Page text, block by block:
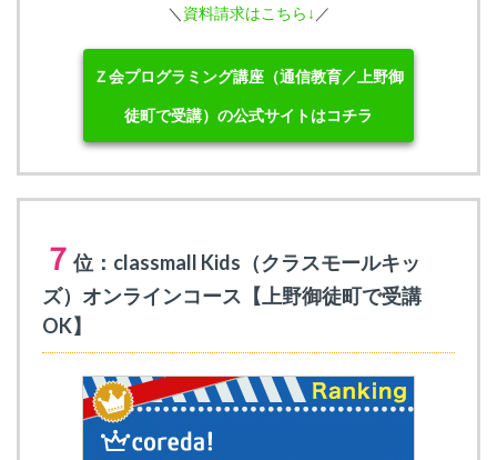
＼ 資料請求はこちら↓ ／
Ｚ会プログラミング講座（通信教育／上野御
徒町で受講）の公式サイトはコチラ
７ 位：classmall Kids（クラスモールキッ
ズ）オンラインコース【上野御徒町で受講
OK】